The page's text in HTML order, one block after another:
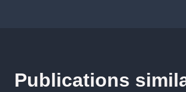
Publications